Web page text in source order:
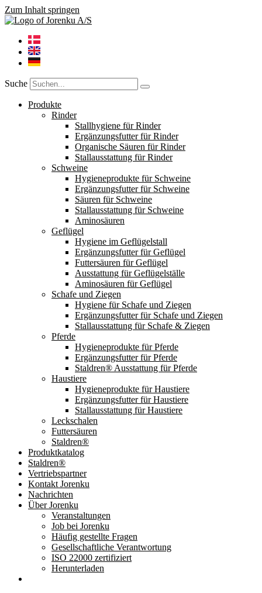
Zum Inhalt springen
Suche
Produkte
Rinder
Stallhygiene für Rinder
Ergänzungsfutter für Rinder
Organische Säuren für Rinder
Stallausstattung für Rinder
Schweine
Hygieneprodukte für Schweine
Ergänzungsfutter für Schweine
Säuren für Schweine
Stallausstattung für Schweine
Aminosäuren
Geflügel
Hygiene im Geflügelstall
Ergänzungsfutter für Geflügel
Futtersäuren für Geflügel
Ausstattung für Geflügelställe
Aminosäuren für Geflügel
Schafe und Ziegen
Hygiene für Schafe und Ziegen
Ergänzungsfutter für Schafe und Ziegen
Stallausstattung für Schafe & Ziegen
Pferde
Hygieneprodukte für Pferde
Ergänzungsfutter für Pferde
Staldren® Ausstattung für Pferde
Haustiere
Hygieneprodukte für Haustiere
Ergänzungsfutter für Haustiere
Stallausstattung für Haustiere
Leckschalen
Futtersäuren
Staldren®
Produktkatalog
Staldren®
Vertriebspartner
Kontakt Jorenku
Nachrichten
Über Jorenku
Veranstaltungen
Job bei Jorenku
Häufig gestellte Fragen
Gesellschaftliche Verantwortung
ISO 22000 zertifiziert
Herunterladen